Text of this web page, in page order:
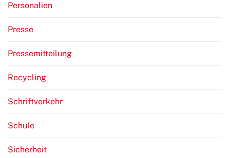
Personalien
Presse
Pressemitteilung
Recycling
Schriftverkehr
Schule
Sicherheit